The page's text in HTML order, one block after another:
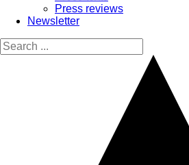
Press reviews
Newsletter